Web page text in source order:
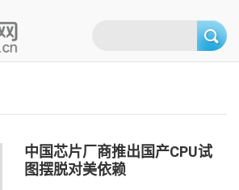
能家居系统，智能家居产品，智能家居解决方
中国芯片厂商推出国产CPU试
图摆脱对美依赖